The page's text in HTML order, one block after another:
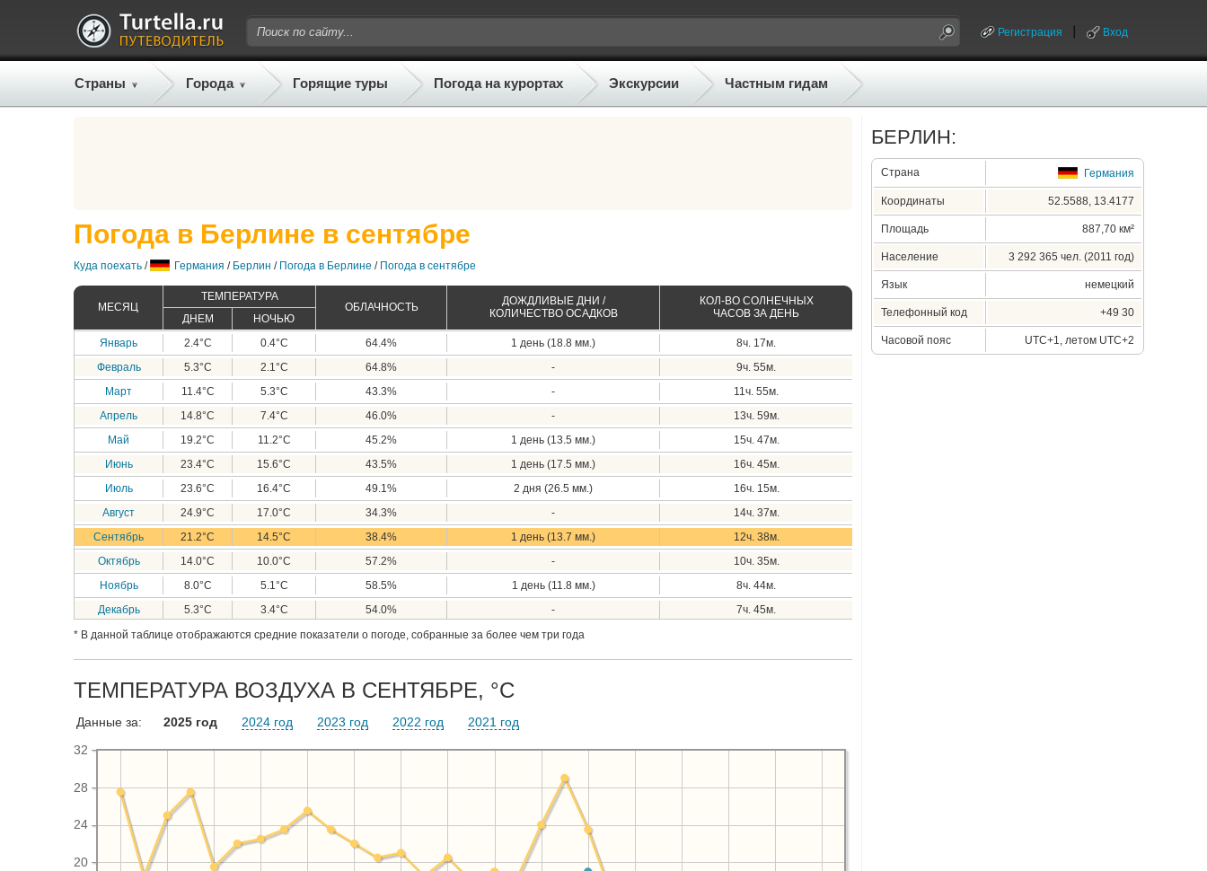
Регистрация Вход
Страны Города Горящие туры Погода на курортах Экскурсии Частным гидам
Погода в Берлине в сентябре
Куда поехать / Германия / Берлин / Погода в Берлине / Погода в сентябре
МЕСЯЦ
ТЕМПЕРАТУРА
ОБЛАЧНОСТЬ
ДОЖДЛИВЫЕ ДНИ /
КОЛИЧЕСТВО ОСАДКОВ
КОЛ-ВО СОЛНЕЧНЫХ
ЧАСОВ ЗА ДЕНЬ
ДНЕМ
НОЧЬЮ
Январь
2.4°C 0.4°C 64.4% 1 день (18.8 мм.)
8ч. 17м.
Февраль
5.3°C 2.1°C 64.8% -
9ч. 55м.
Март
11.4°C 5.3°C 43.3% -
11ч. 55м.
Апрель
14.8°C 7.4°C 46.0% -
13ч. 59м.
Май
19.2°C 11.2°C 45.2% 1 день (13.5 мм.)
15ч. 47м.
Июнь
23.4°C 15.6°C 43.5% 1 день (17.5 мм.)
16ч. 45м.
Июль
23.6°C 16.4°C 49.1% 2 дня (26.5 мм.)
16ч. 15м.
Август
24.9°C 17.0°C 34.3% -
14ч. 37м.
Сентябрь
21.2°C 14.5°C 38.4% 1 день (13.7 мм.)
12ч. 38м.
Октябрь
14.0°C 10.0°C 57.2% -
10ч. 35м.
Ноябрь
8.0°C 5.1°C 58.5% 1 день (11.8 мм.)
8ч. 44м.
Декабрь
5.3°C 3.4°C 54.0% -
7ч. 45м.
* В данной таблице отображаются средние показатели о погоде, собранные за более чем три года
ТЕМПЕРАТУРА ВОЗДУХА В СЕНТЯБРЕ, °C
Данные за: 2025 год 2024 год 2023 год 2022 год 2021 год
20
24
28
32
БЕРЛИН:
Страна Германия
Координаты 52.5588, 13.4177
Площадь 887,70 км²
Население 3 292 365 чел. (2011 год)
Язык немецкий
Телефонный код +49 30
Часовой пояс UTC+1, летом UTC+2